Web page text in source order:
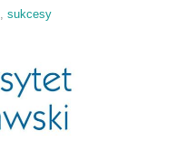
, sukcesy